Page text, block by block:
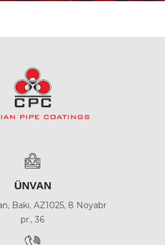
ÜNVAN
Bakı, AZ1025, 8 Noyabr
pr., 36